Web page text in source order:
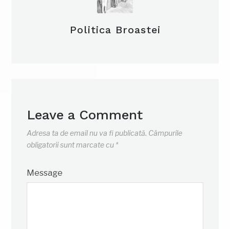
Politica Broastei
Leave a Comment
Adresa ta de email nu va fi publicată. Câmpurile
obligatorii sunt marcate cu *
Message